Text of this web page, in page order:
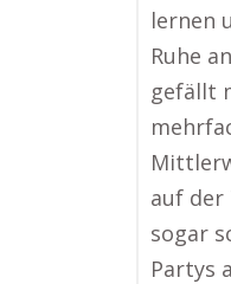
lernen
Ruhe
gefällt
auf der
sogar
Partys